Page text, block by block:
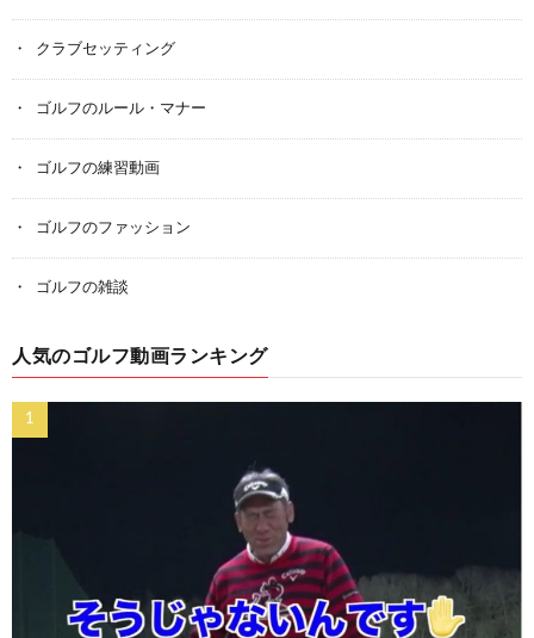
クラブセッティング
ゴルフのルール・マナー
ゴルフの練習動画
ゴルフのファッション
ゴルフの雑談
人気のゴルフ動画ランキング